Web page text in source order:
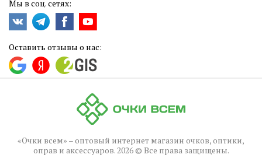
Мы в соц. сетях:
Оставить отзывы о нас:
«Очки всем» – оптовый интернет магазин очков, оптики,
оправ и аксессуаров. 2026 © Все права защищены.